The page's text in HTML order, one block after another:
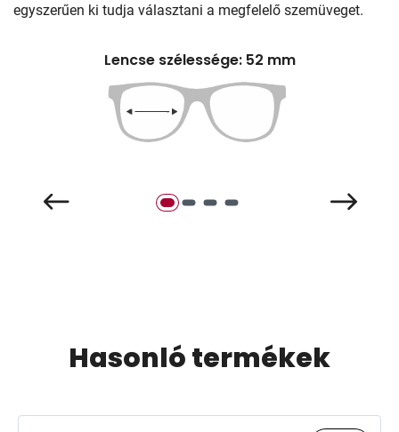
egyszerűen ki tudja választani a megfelelő szemüveget.
Lencse szélessége: 52 mm
Hasonló termékek